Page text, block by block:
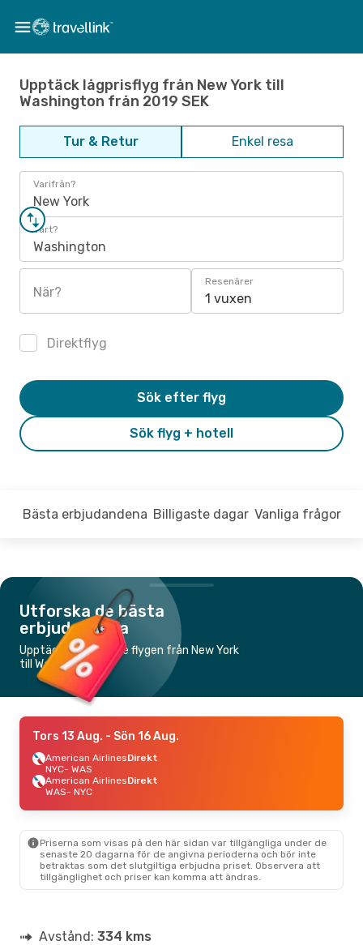
Upptäck lågprisflyg från New York till
Washington från 2019 SEK
Tur & Retur Enkel resa
Varifrån?
New York
Vart?
Washington
När?
Resenärer
1 vuxen
Direktflyg
Sök flyg + hotell
Sök efter flyg
Bästa erbjudandena Billigaste dagar Vanliga frågor
Utforska de bästa
erbjudandena
Upptäck de billigaste flygen från New York
till Washington
Tors 13 Aug. - Sön 16 Aug.
American AirlinesDirekt
NYC- WAS
American AirlinesDirekt
WAS- NYC
Priserna som visas på den här sidan var tillgängliga under de
senaste 20 dagarna för de angivna perioderna och bör inte
betraktas som det slutgiltiga erbjudna priset. Observera att
tillgänglighet och priser kan komma att ändras.
Avstånd: 334 kms